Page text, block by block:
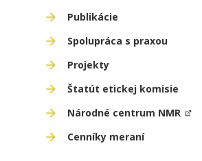
Publikácie
Spolupráca s praxou
Projekty
Štatút etickej komisie
Národné centrum NMR
Cenníky meraní